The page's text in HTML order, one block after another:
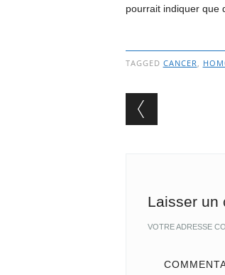
pourrait indiquer que
TAGGED CANCER,
Post
Laisser un
VOTRE ADRESSE